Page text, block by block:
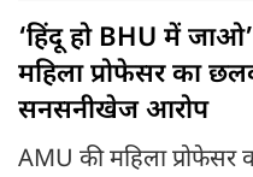
‘हिंदू हो BHU में
महिला प्रोफेसर का
सनसनीखेज आरोप
AMU की महिला प्रोफेसर